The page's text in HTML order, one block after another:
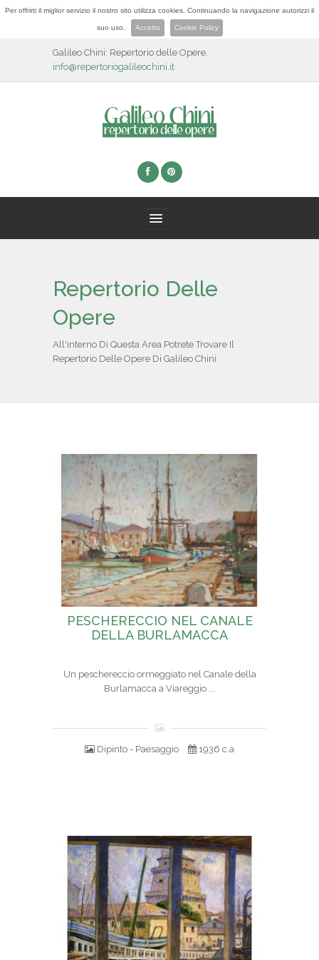
Per offrirti il miglior servizio il nostro sito utilizza cookies. Continuando la navigazione autorizzi il
suo uso. Accetto Cookie Policy
Galileo Chini: Repertorio delle Opere.
info@repertoriogalileochini.it
BIOGRAFIA
IL REPERTORIO
COLLABORATORI
PARTNER
CONTATTI
Repertorio Delle
Opere
All'interno Di Questa Area Potrete Trovare Il
Repertorio Delle Opere Di Galileo Chini.
PESCHERECCIO NEL CANALE
DELLA BURLAMACCA
Un peschereccio ormeggiato nel Canale della
Burlamacca a Viareggio ...
Dipinto - Paesaggio 1936 c.a